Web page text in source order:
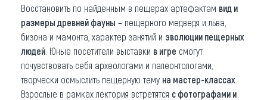
Восстановить по найденным в пещерах артефактам вид и
размеры древней фауны – пещерного медведя и льва,
бизона и мамонта, характер занятий и эволюции пещерных
людей . Юные посетители выставки в игре смогут
почувствовать себя археологами и палеонтологами,
творчески осмыслить пещерную тему на мастер-классах
Взрослые в рамках лектория встретятся с фотографами и